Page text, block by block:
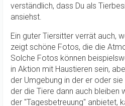
verständlich, dass Du als
ansiehst.
Ein guter Tiersitter verrät auch,
zeigt schöne Fotos, die die
Solche Fotos können
in Aktion mit Haustieren sein,
der Umgebung in der er oder
der die Tiere dann auch bleiben
der "Tagesbetreuung" anbietet,